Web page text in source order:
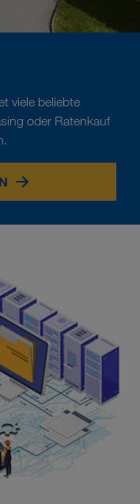
viele beliebte
oder Ratenkauf